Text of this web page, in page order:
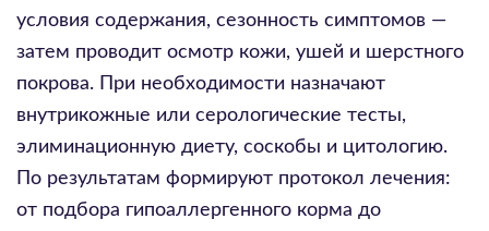
условия содержания, сезонность симптомов —
затем проводит осмотр кожи, ушей и шерстного
покрова. При необходимости назначают
внутрикожные или серологические тесты,
элиминационную диету, соскобы и цитологию.
По результатам формируют протокол лечения:
от подбора гипоаллергенного корма до